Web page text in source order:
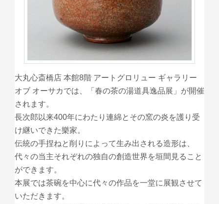
大丸心斎橋店 本館8階 アートグロリュー ギャラリー
オブ オーサカでは、「春の茶の湯道具逸品展」が開催
されます。
長次郎以来400年にわたり連綿とその窯の炎を護り受
け継いできた樂家。
伝統の手捏ねと削りによって生み出される造形は、
代々の当主それぞれの独自の創造世界を垣間見ること
ができます。
本展では茶碗を中心に代々の作品を一堂に展観させて
いただきます。